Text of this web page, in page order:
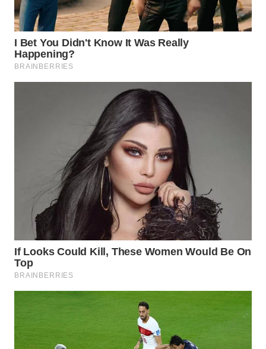
Wahana
Media
Group
WAHANA
NEWS
WAHANA
INFRASTRUKTUR
WAHANA
KONSUMEN
WAHANA
TRAVEL